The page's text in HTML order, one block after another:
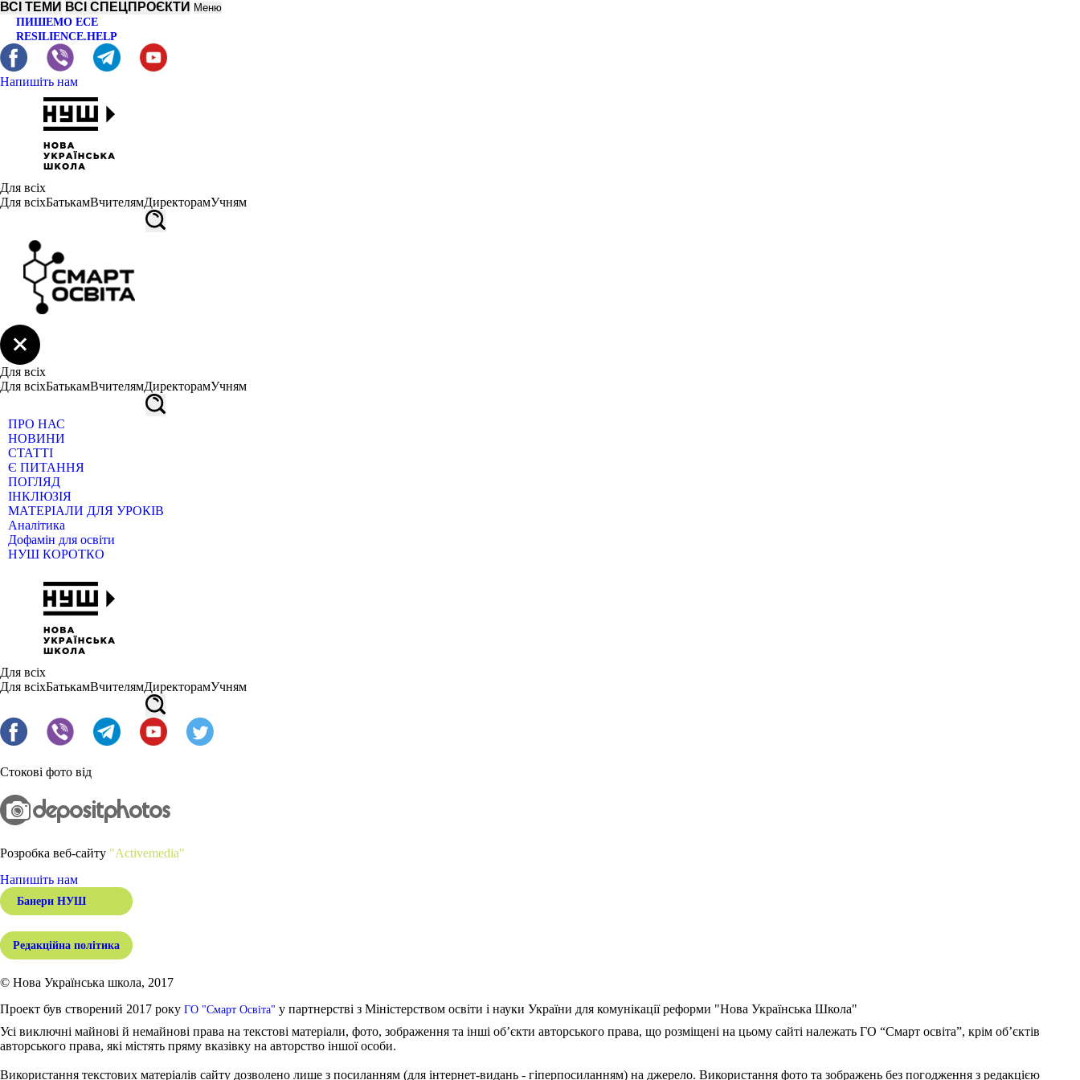
ВСІ ТЕМИ ВСІ СПЕЦПРОЄКТИ Меню
ПИШЕМО ЕСЕ
RESILIENCE.HELP
Напишіть нам
Для всіх
Для всіхБатькамВчителямДиректорамУчням
Для всіх
Для всіхБатькамВчителямДиректорамУчням
ПРО НАС
НОВИНИ
СТАТТІ
Є ПИТАННЯ
ПОГЛЯД
ІНКЛЮЗІЯ
МАТЕРІАЛИ ДЛЯ УРОКІВ
Аналітика
Дофамін для освіти
НУШ КОРОТКО
Для всіх
Для всіхБатькамВчителямДиректорамУчням
Стокові фото від
Розробка веб-сайту "Activemedia"
Напишіть нам
Банери НУШ
Редакційна політика
© Нова Українська школа, 2017
Проект був створений 2017 року ГО "Смарт Освіта" у партнерстві з Міністерством освіти і науки України для комунікації реформи "Нова Українська Школа"
Усі виключні майнові й немайнові права на текстові матеріали, фото, зображення та інші об’єкти авторського права, що розміщені на цьому сайті належать ГО “Смарт освіта”, крім об’єктів
авторського права, які містять пряму вказівку на авторство іншої особи.
Використання текстових матеріалів сайту дозволено лише з посиланням (для інтернет-видань - гіперпосиланням) на джерело. Використання фото та зображень без погодження з редакцією